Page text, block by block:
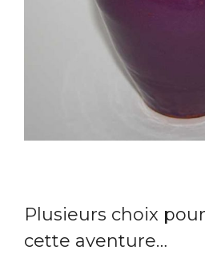
Plusieurs choix
cette aventure…